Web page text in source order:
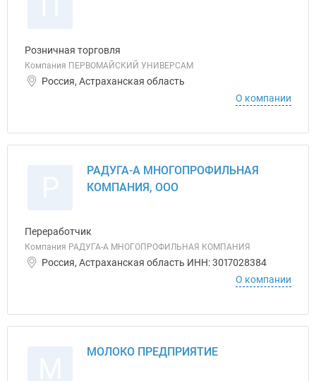
Розничная торговля
Компания ПЕРВОМАЙСКИЙ УНИВЕРСАМ
Россия, Астраханская область
О компании
РАДУГА-А МНОГОПРОФИЛЬНАЯ
КОМПАНИЯ, ООО
Переработчик
Компания РАДУГА-А МНОГОПРОФИЛЬНАЯ КОМПАНИЯ
Россия, Астраханская область ИНН: 3017028384
О компании
МОЛОКО ПРЕДПРИЯТИЕ